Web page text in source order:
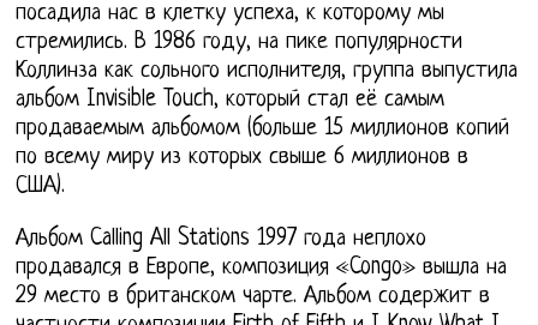
посадила нас в клетку успеха, к которому мы
стремились. В 1986 году, на пике популярности
Коллинза как сольного исполнителя, группа выпустила
альбом Invisible Touch, который стал её самым
продаваемым альбомом (больше 15 миллионов копий
по всему миру из которых свыше 6 миллионов в
США).
Альбом Calling All Stations 1997 года неплохо
продавался в Европе, композиция «Congo» вышла на
29 место в британском чарте. Альбом содержит в